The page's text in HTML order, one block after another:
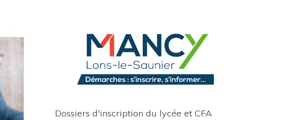
Dossiers d'inscription du lycée et CFA